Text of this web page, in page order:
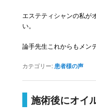
エステティシャンの私が
い。
論手先生これからもメン
カテゴリー:患者様の声
施術後にオイ